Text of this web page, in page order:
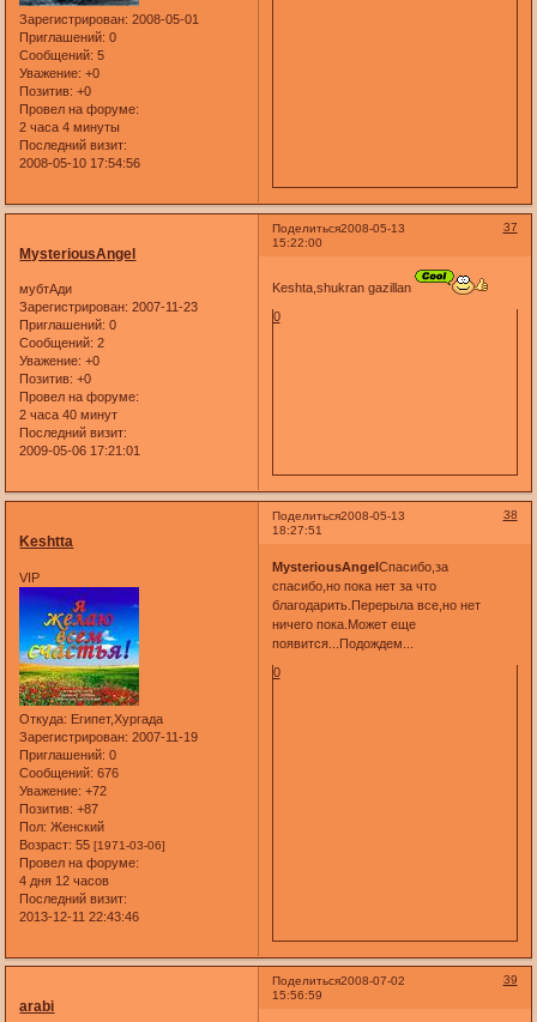
Зарегистрирован: 2008-05-01
Приглашений: 0
Сообщений: 5
Уважение: +0
Позитив: +0
Провел на форуме:
2 часа 4 минуты
Последний визит:
2008-05-10 17:54:56
Поделиться 37
2008-05-13
15:22:00
MysteriousAngel
мубтАди
Зарегистрирован: 2007-11-23
Приглашений: 0
Сообщений: 2
Уважение: +0
Позитив: +0
Провел на форуме:
2 часа 40 минут
Последний визит:
2009-05-06 17:21:01
Keshta,shukran gazillan
0
Поделиться 38
2008-05-13
18:27:51
Keshtta
VIP
Откуда: Египет,Хургада
Зарегистрирован: 2007-11-19
Приглашений: 0
Сообщений: 676
Уважение: +72
Позитив: +87
Пол: Женский
Возраст: 55[1971-03-06]
Провел на форуме:
4 дня 12 часов
Последний визит:
2013-12-11 22:43:46
MysteriousAngelСпасибо,за
спасибо,но пока нет за что
благодарить.Перерыла все,но нет
ничего пока.Может еще
появится...Подождем...
0
Поделиться 39
2008-07-02
15:56:59
arabi